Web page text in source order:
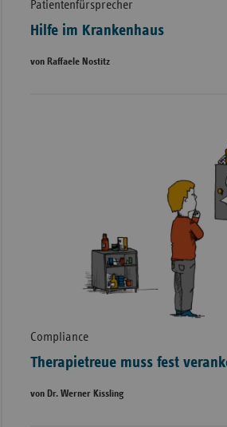
Patientenfürsprecher
Hilfe im Krankenhaus
von Raffaele Nostitz
Compliance
Therapietreue muss fest
von Dr. Werner Kissling